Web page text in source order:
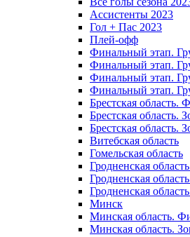
Ассистенты 2023
Гол + Пас 2023
Плей-офф
Финальный этап.
Финальный этап.
Финальный этап.
Финальный этап.
Брестская область.
Брестская область.
Брестская область.
Витебская область
Гомельская область
Гродненская
Гродненская
Гродненская
Минск
Минская область.
Минская область.